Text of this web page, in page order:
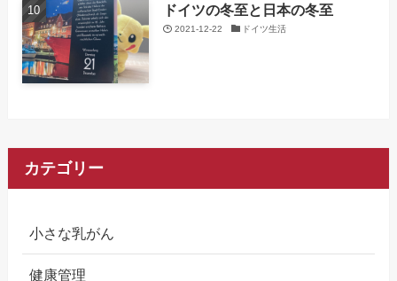
ドイツの冬至と日本の冬至
2021-12-22 ドイツ生活
カテゴリー
小さな乳がん
健康管理